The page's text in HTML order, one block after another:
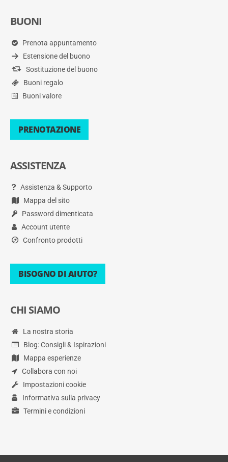
BUONI
Prenota appuntamento
Estensione del buono
Sostituzione del buono
Buoni regalo
Buoni valore
PRENOTAZIONE
ASSISTENZA
Assistenza & Supporto
Mappa del sito
Password dimenticata
Account utente
Confronto prodotti
BISOGNO DI AIUTO?
CHI SIAMO
La nostra storia
Blog: Consigli & Ispirazioni
Mappa esperienze
Collabora con noi
Impostazioni cookie
Informativa sulla privacy
Termini e condizioni